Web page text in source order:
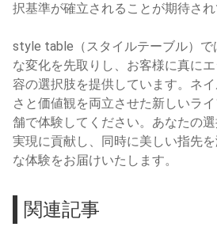
択基準が確立されることが期待され
style table（スタイルテーブル）で
な変化を先取りし、お客様に真に
容の選択肢を提供しています。ネ
さと価値観を両立させた新しいラ
舗で体験してください。あなたの
実現に貢献し、同時に美しい指先
な体験をお届けいたします。
関連記事